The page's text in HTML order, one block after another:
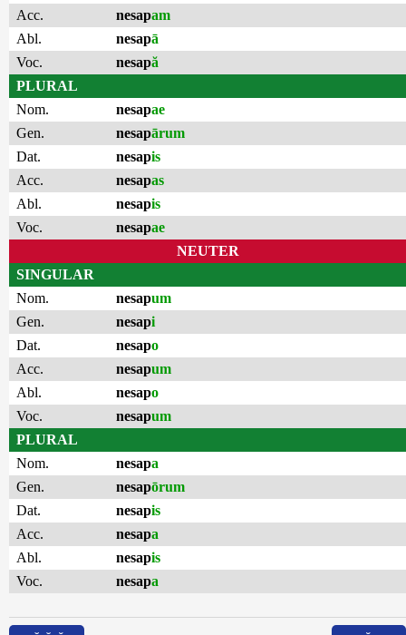
Acc.
nesapam
Abl.
nesapā
Voc.
nesapă
PLURAL
Nom.
nesapae
Gen.
nesapārum
Dat.
nesapis
Acc.
nesapas
Abl.
nesapis
Voc.
nesapae
NEUTER
SINGULAR
Nom.
nesapum
Gen.
nesapi
Dat.
nesapo
Acc.
nesapum
Abl.
nesapo
Voc.
nesapum
PLURAL
Nom.
nesapa
Gen.
nesapōrum
Dat.
nesapis
Acc.
nesapa
Abl.
nesapis
Voc.
nesapa